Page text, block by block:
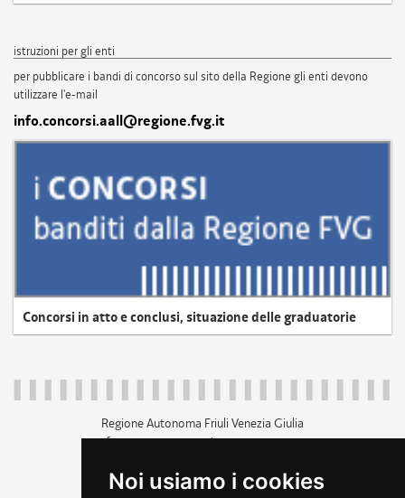
Noi usiamo i cookies
istruzioni per gli enti
per pubblicare i bandi di concorso sul sito della Regione gli enti devono
utilizzare l'e-mail
info.concorsi.aall@regione.fvg.it
Concorsi in atto e conclusi, situazione delle graduatorie
Regione Autonoma Friuli Venezia Giulia
c.f. 80014930327; p.iva 00526040324
+39 040 3771111